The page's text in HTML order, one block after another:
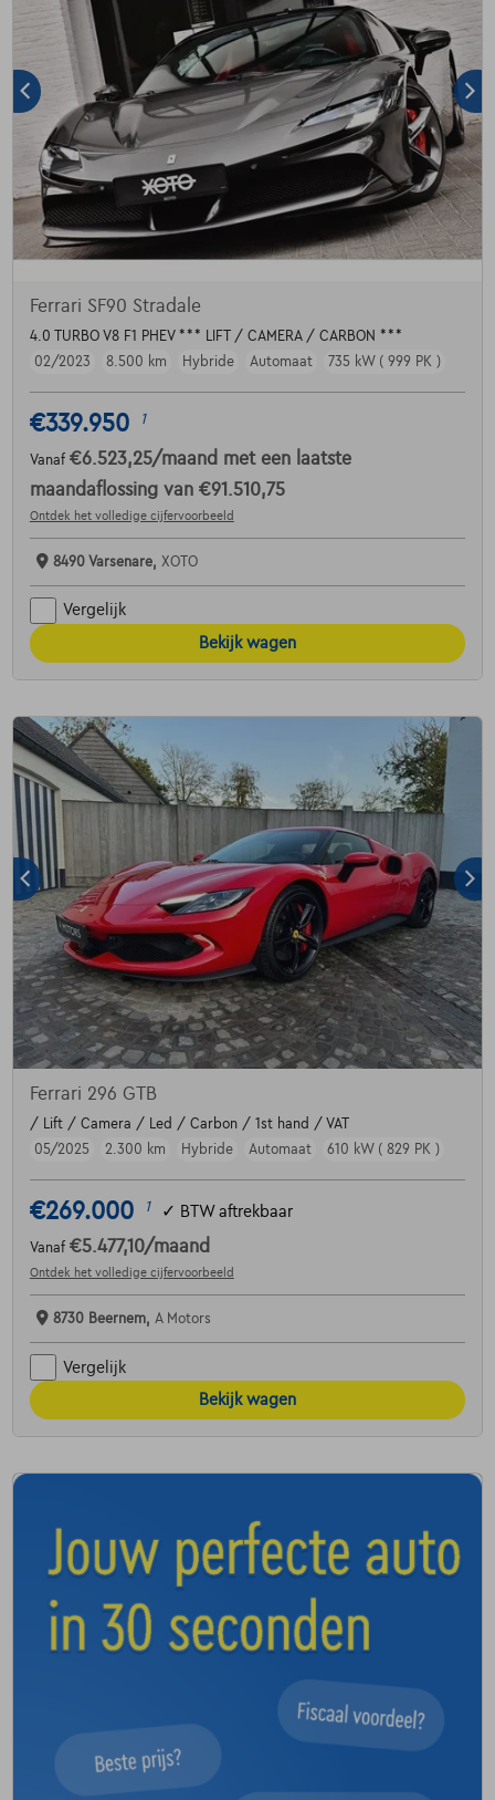
Ferrari SF90 Stradale
4.0 TURBO V8 F1 PHEV *** LIFT / CAMERA / CARBON ***
02/2023
8.500 km Hybride Automaat 735 kW ( 999 PK )
€339.950 1
Vanaf €6.523,25/maand met een laatste
maandaflossing van €91.510,75
Ontdek het volledige cijfervoorbeeld
8490 Varsenare, XOTO
Vergelijk
Bekijk wagen
Ferrari 296 GTB
/ Lift / Camera / Led / Carbon / 1st hand / VAT
05/2025
2.300 km Hybride Automaat 610 kW ( 829 PK )
€269.000 1 ✓ BTW aftrekbaar
Vanaf €5.477,10/maand
Ontdek het volledige cijfervoorbeeld
8730 Beernem, A Motors
Vergelijk
Bekijk wagen